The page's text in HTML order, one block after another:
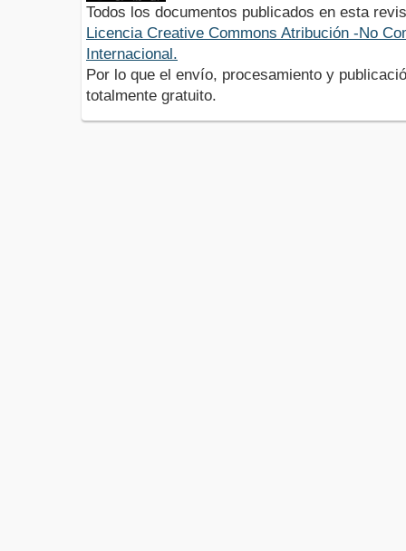
Todos los documentos publicados en esta
Licencia Creative Commons Atribución -No
Internacional.
Por lo que el envío, procesamiento y
totalmente gratuito.